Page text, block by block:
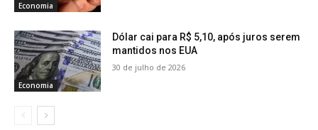
Economia
Economia
Dólar cai para R$ 5,10, após juros serem
mantidos nos EUA
30 de julho de 2026